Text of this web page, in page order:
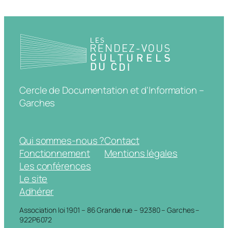
Cercle de Documentation et d'Information –
Garches
Qui sommes-nous ?
Fonctionnement
Les conférences
Le site
Adhérer
Contact
Mentions légales
Association loi 1901 – 86 Grande rue – 92380 – Garches –
922P6072